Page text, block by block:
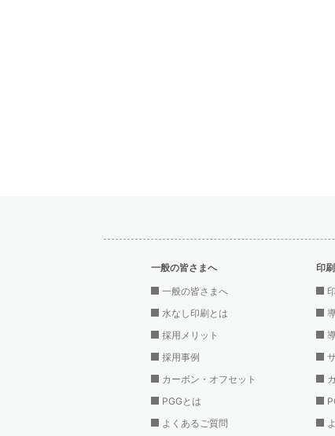
一般の皆さまへ
一般の皆さまへ
水なし印刷とは
採用メリット
採用事例
カーボン・オフセット
PGGとは
よくあるご質問
印